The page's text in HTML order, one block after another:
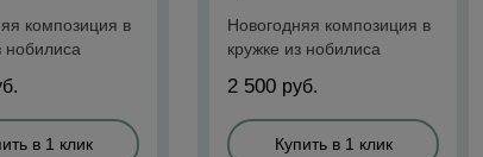
композиция в
нобилиса
в 1 клик
Новогодняя композиция в
кружке из нобилиса
2 500 руб.
Купить в 1 клик